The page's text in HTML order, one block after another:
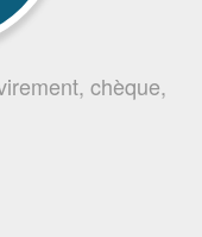
chèque,